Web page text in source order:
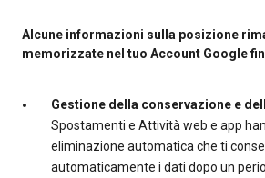
Alcune informazioni sulla posizione
memorizzate nel tuo Account Google
Gestione della conservazione e
Spostamenti e Attività web e app
eliminazione automatica che ti
automaticamente i dati dopo un